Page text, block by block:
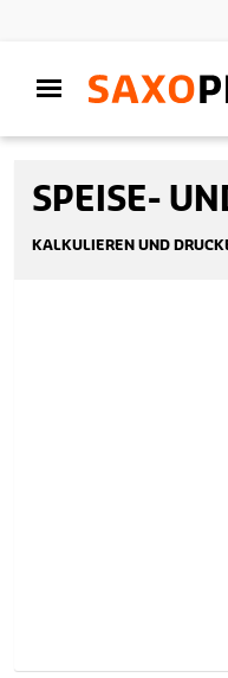
SPEISE-
KALKULIEREN UND